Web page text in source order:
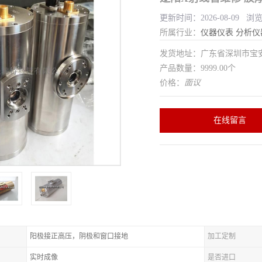
更新时间：2026-08-09 浏
所属行业： 仪器仪表 分析仪
发货地址：广东省深圳市
产品数量：9999.00个
价格： 面议
在线留言
阳极接正高压，阴极和窗口接地 加工定制
实时成像 是否进口